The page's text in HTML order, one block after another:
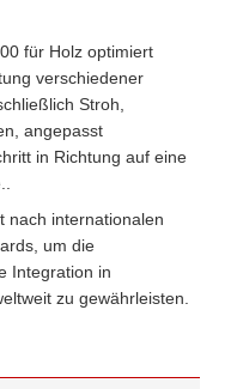
für Holz optimiert
verschiedener
Stroh,
angepasst
in Richtung auf eine
nach internationalen
um die
Integration in
zu gewährleisten.